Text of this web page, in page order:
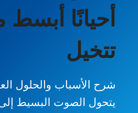
أحيانًا أبسط
تتخيل
شرح الأسباب والحلول
يتحول الصوت البسيط